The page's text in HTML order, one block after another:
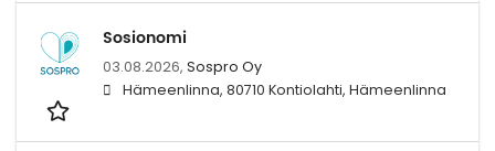
Sosionomi
03.08.2026, Sospro Oy
Hämeenlinna, 80710 Kontiolahti, Hämeenlinna